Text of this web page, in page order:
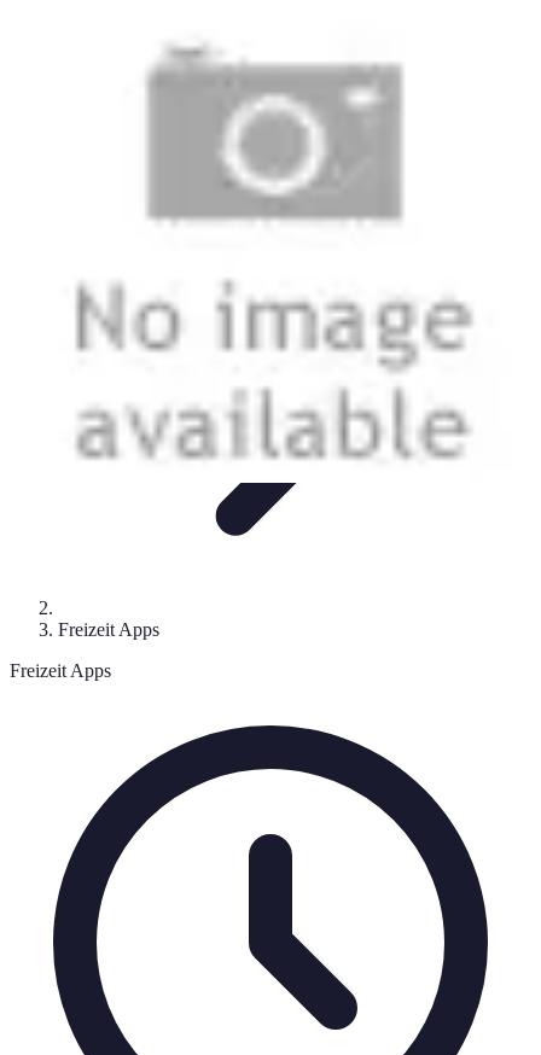
StreamingTechnologie in der Freizeit
Freizeit-Apps
Freizeit Apps
Freizeit Apps